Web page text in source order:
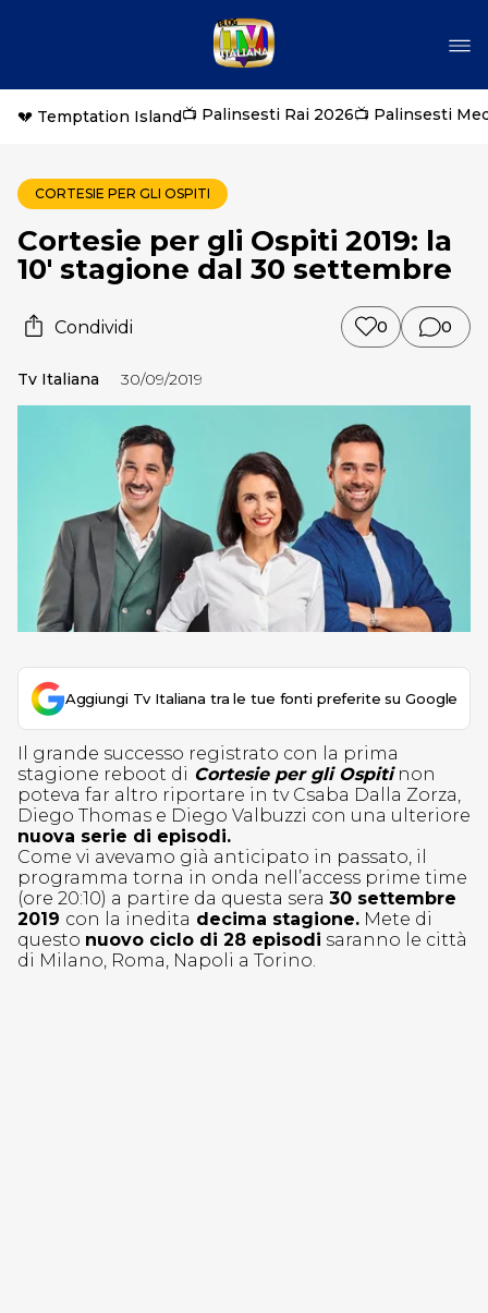
💔 Temptation Island📺 Palinsesti Rai 2026📺 Palinsesti
CORTESIE PER GLI OSPITI
Cortesie per gli Ospiti 2019: la
10′ stagione dal 30 settembre
Condividi 0 0
Tv Italiana 30/09/2019
Aggiungi Tv Italiana tra le tue fonti preferite su Google
Il grande successo registrato con la prima
stagione reboot di Cortesie per gli Ospitinon
poteva far altro riportare in tv Csaba Dalla Zorza,
Diego Thomas e Diego Valbuzzi con una ulteriore
nuova serie di episodi.
Come vi avevamo già anticipato in passato, il
programma torna in onda nell’access prime time
(ore 20:10) a partire da questa sera 30 settembre
2019 con la inedita decima stagione. Mete di
questo nuovo ciclo di 28 episodi saranno le città
di Milano, Roma, Napoli a Torino.